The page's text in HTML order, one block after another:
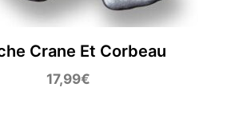
Crane Et Corbeau
17,99€